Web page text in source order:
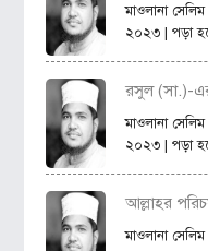
মাওলানা
২০২৩ | পড়া
রসুল (সা.)-
মাওলানা
২০২৩ | পড়া
আল্লাহর
মাওলানা